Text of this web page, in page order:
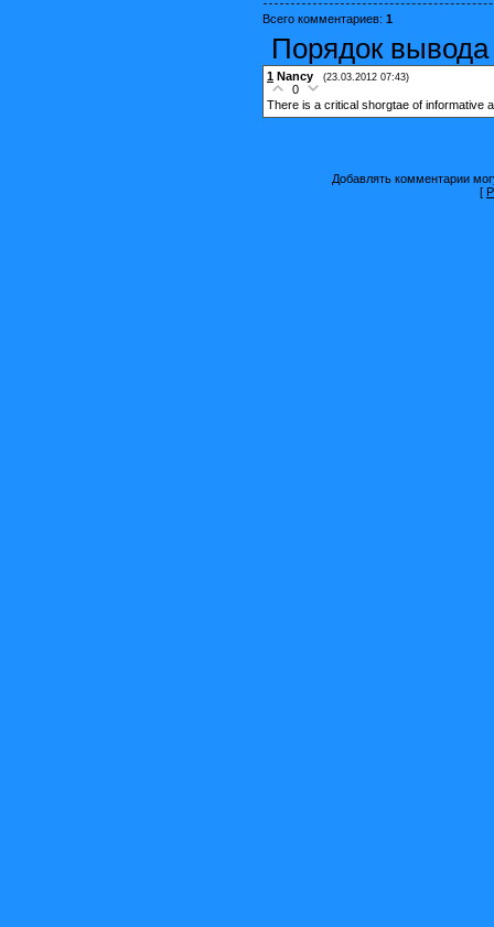
Всего комментариев: 1
Порядок
1 Nancy (23.03.2012 07:43)
0
There is a critical shorgtae of informative
Добавлять комментарии
[